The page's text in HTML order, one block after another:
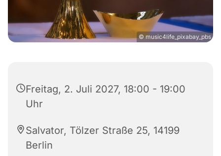
© music4life_pixabay_pbs
Freitag, 2. Juli 2027, 18:00 - 19:00
Uhr
Salvator, Tölzer Straße 25, 14199
Berlin